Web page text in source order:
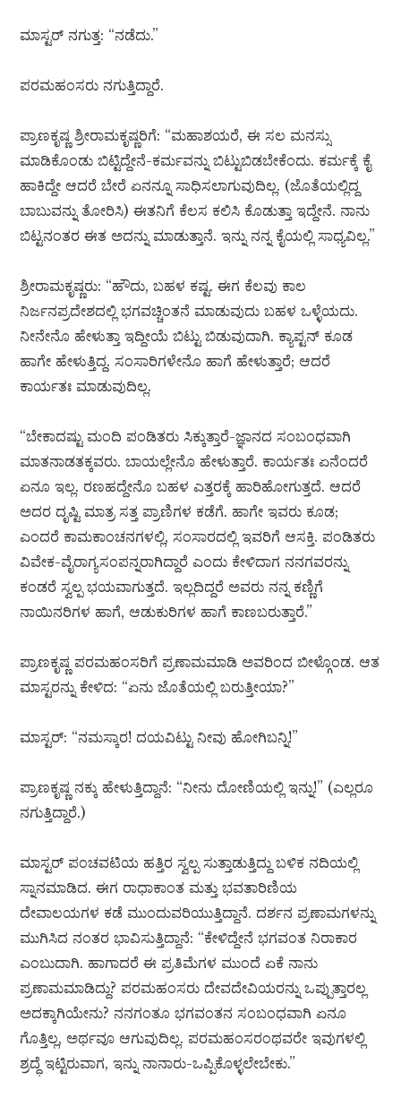
ಮಾಸ್ಟರ್ ನಗುತ್ತ: “ನಡೆದು.”
ಪರಮಹಂಸರು ನಗುತ್ತಿದ್ದಾರೆ.
ಪ್ರಾಣಕೃಷ್ಣ ಶ್ರೀರಾಮಕೃಷ್ಣರಿಗೆ: “ಮಹಾಶಯರೆ, ಈ ಸಲ ಮನಸ್ಸು
ಮಾಡಿಕೊಂಡು ಬಿಟ್ಟಿದ್ದೇನೆ-ಕರ್ಮವನ್ನು ಬಿಟ್ಟುಬಿಡಬೇಕೆಂದು. ಕರ್ಮಕ್ಕೆ ಕೈ
ಹಾಕಿದ್ದೇ ಆದರೆ ಬೇರೆ ಏನನ್ನೂ ಸಾಧಿಸಲಾಗುವುದಿಲ್ಲ. (ಜೊತೆಯಲ್ಲಿದ್ದ
ಬಾಬುವನ್ನು ತೋರಿಸಿ) ಈತನಿಗೆ ಕೆಲಸ ಕಲಿಸಿ ಕೊಡುತ್ತಾ ಇದ್ದೇನೆ. ನಾನು
ಬಿಟ್ಟನಂತರ ಈತ ಅದನ್ನು ಮಾಡುತ್ತಾನೆ. ಇನ್ನು ನನ್ನ ಕೈಯಲ್ಲಿ ಸಾಧ್ಯವಿಲ್ಲ.”
ಶ್ರೀರಾಮಕೃಷ್ಣರು: “ಹೌದು, ಬಹಳ ಕಷ್ಟ. ಈಗ ಕೆಲವು ಕಾಲ
ನಿರ್ಜನಪ್ರದೇಶದಲ್ಲಿ ಭಗವಚ್ಚಿಂತನೆ ಮಾಡುವುದು ಬಹಳ ಒಳ್ಳೆಯದು.
ನೀನೇನೊ ಹೇಳುತ್ತಾ ಇದ್ದೀಯೆ ಬಿಟ್ಟು ಬಿಡುವುದಾಗಿ. ಕ್ಯಾಪ್ಟನ್ ಕೂಡ
ಹಾಗೇ ಹೇಳುತ್ತಿದ್ದ. ಸಂಸಾರಿಗಳೇನೊ ಹಾಗೆ ಹೇಳುತ್ತಾರೆ; ಆದರೆ
ಕಾರ್ಯತಃ ಮಾಡುವುದಿಲ್ಲ.
“ಬೇಕಾದಷ್ಟು ಮಂದಿ ಪಂಡಿತರು ಸಿಕ್ಕುತ್ತಾರೆ-ಜ್ಞಾನದ ಸಂಬಂಧವಾಗಿ
ಮಾತನಾಡತಕ್ಕವರು. ಬಾಯಲ್ಲೇನೊ ಹೇಳುತ್ತಾರೆ. ಕಾರ್ಯತಃ ಏನೆಂದರೆ
ಏನೂ ಇಲ್ಲ. ರಣಹದ್ದೇನೊ ಬಹಳ ಎತ್ತರಕ್ಕೆ ಹಾರಿಹೋಗುತ್ತದೆ. ಆದರೆ
ಅದರ ದೃಷ್ಟಿ ಮಾತ್ರ ಸತ್ತ ಪ್ರಾಣಿಗಳ ಕಡೆಗೆ. ಹಾಗೇ ಇವರು ಕೂಡ;
ಎಂದರೆ ಕಾಮಕಾಂಚನಗಳಲ್ಲಿ, ಸಂಸಾರದಲ್ಲಿ ಇವರಿಗೆ ಆಸಕ್ತಿ. ಪಂಡಿತರು
ವಿವೇಕ-ವೈರಾಗ್ಯಸಂಪನ್ನರಾಗಿದ್ದಾರೆ ಎಂದು ಕೇಳಿದಾಗ ನನಗವರನ್ನು
ಕಂಡರೆ ಸ್ವಲ್ಪ ಭಯವಾಗುತ್ತದೆ. ಇಲ್ಲದಿದ್ದರೆ ಅವರು ನನ್ನ ಕಣ್ಣಿಗೆ
ನಾಯಿನರಿಗಳ ಹಾಗೆ, ಆಡುಕುರಿಗಳ ಹಾಗೆ ಕಾಣಬರುತ್ತಾರೆ.”
ಪ್ರಾಣಕೃಷ್ಣ ಪರಮಹಂಸರಿಗೆ ಪ್ರಣಾಮಮಾಡಿ ಅವರಿಂದ ಬೀಳ್ಗೊಂಡ. ಆತ
ಮಾಸ್ಟರನ್ನು ಕೇಳಿದ: “ಏನು ಜೊತೆಯಲ್ಲಿ ಬರುತ್ತೀಯಾ?”
ಮಾಸ್ಟರ್: “ನಮಸ್ಕಾರ! ದಯವಿಟ್ಟು ನೀವು ಹೋಗಿಬನ್ನಿ!”
ಪ್ರಾಣಕೃಷ್ಣ ನಕ್ಕು ಹೇಳುತ್ತಿದ್ದಾನೆ: “ನೀನು ದೋಣಿಯಲ್ಲಿ ಇನ್ನು!” (ಎಲ್ಲರೂ
ನಗುತ್ತಿದ್ದಾರೆ.)
ಮಾಸ್ಟರ್ ಪಂಚವಟಿಯ ಹತ್ತಿರ ಸ್ವಲ್ಪ ಸುತ್ತಾಡುತ್ತಿದ್ದು ಬಳಿಕ ನದಿಯಲ್ಲಿ
ಸ್ನಾನಮಾಡಿದ. ಈಗ ರಾಧಾಕಾಂತ ಮತ್ತು ಭವತಾರಿಣಿಯ
ದೇವಾಲಯಗಳ ಕಡೆ ಮುಂದುವರಿಯುತ್ತಿದ್ದಾನೆ. ದರ್ಶನ ಪ್ರಣಾಮಗಳನ್ನು
ಮುಗಿಸಿದ ನಂತರ ಭಾವಿಸುತ್ತಿದ್ದಾನೆ: “ಕೇಳಿದ್ದೇನೆ ಭಗವಂತ ನಿರಾಕಾರ
ಎಂಬುದಾಗಿ. ಹಾಗಾದರೆ ಈ ಪ್ರತಿಮೆಗಳ ಮುಂದೆ ಏಕೆ ನಾನು
ಪ್ರಣಾಮಮಾಡಿದ್ದು? ಪರಮಹಂಸರು ದೇವದೇವಿಯರನ್ನು ಒಪ್ಪುತ್ತಾರಲ್ಲ
ಅದಕ್ಕಾಗಿಯೇನು? ನನಗಂತೂ ಭಗವಂತನ ಸಂಬಂಧವಾಗಿ ಏನೂ
ಗೊತ್ತಿಲ್ಲ, ಅರ್ಥವೂ ಆಗುವುದಿಲ್ಲ. ಪರಮಹಂಸರಂಥವರೇ ಇವುಗಳಲ್ಲಿ
ಶ್ರದ್ಧೆ ಇಟ್ಟಿರುವಾಗ, ಇನ್ನು ನಾನಾರು-ಒಪ್ಪಿಕೊಳ್ಳಲೇಬೇಕು.”